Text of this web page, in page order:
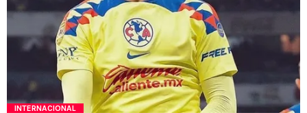
INTERNACIONAL